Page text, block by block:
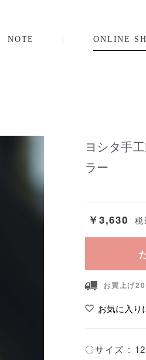
NOTE ONLINE
ヨシタ手
ラー
￥3,630 税
お買上げ
お気に入り
〇サイズ :